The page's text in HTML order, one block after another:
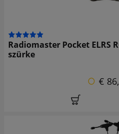
Radiomaster Pocket ELRS
szürke
€